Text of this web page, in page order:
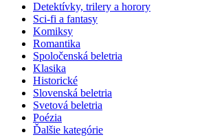
Detektívky, trilery a horory
Sci-fi a fantasy
Komiksy
Romantika
Spoločenská beletria
Klasika
Historické
Slovenská beletria
Svetová beletria
Poézia
Ďalšie kategórie